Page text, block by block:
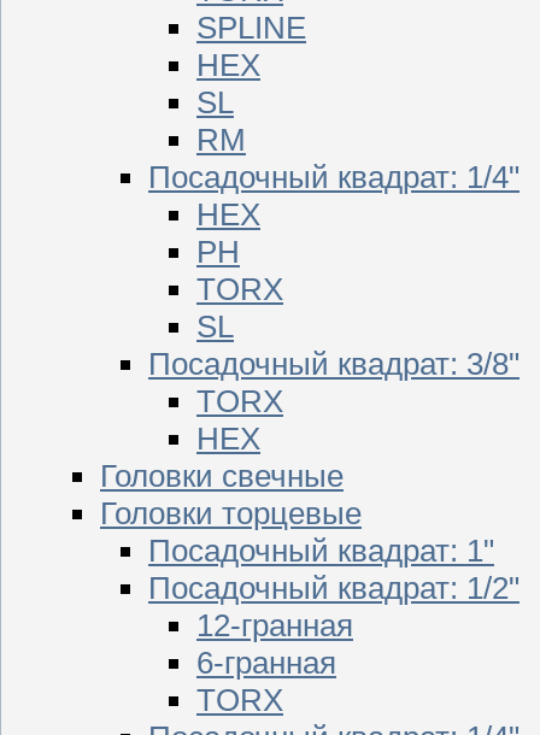
SPLINE
HEX
SL
RM
Посадочный квадрат: 1/4"
HEX
PH
TORX
SL
Посадочный квадрат: 3/8"
TORX
HEX
Головки свечные
Головки торцевые
Посадочный квадрат: 1"
Посадочный квадрат: 1/2"
12-гранная
6-гранная
TORX